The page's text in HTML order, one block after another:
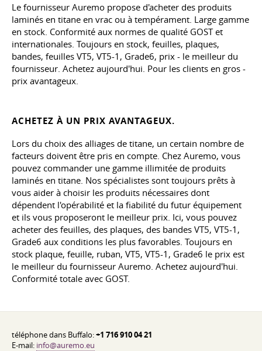
Le fournisseur Auremo propose d'acheter des produits
laminés en titane en vrac ou à tempérament. Large gamme
en stock. Conformité aux normes de qualité GOST et
internationales. Toujours en stock, feuilles, plaques,
bandes, feuilles VT5, VT5-1, Grade6, prix - le meilleur du
fournisseur. Achetez aujourd'hui. Pour les clients en gros -
prix avantageux.
ACHETEZ À UN PRIX AVANTAGEUX.
Lors du choix des alliages de titane, un certain nombre de
facteurs doivent être pris en compte. Chez Auremo, vous
pouvez commander une gamme illimitée de produits
laminés en titane. Nos spécialistes sont toujours prêts à
vous aider à choisir les produits nécessaires dont
dépendent l'opérabilité et la fiabilité du futur équipement
et ils vous proposeront le meilleur prix. Ici, vous pouvez
acheter des feuilles, des plaques, des bandes VT5, VT5-1,
Grade6 aux conditions les plus favorables. Toujours en
stock plaque, feuille, ruban, VT5, VT5-1, Grade6 le prix est
le meilleur du fournisseur Auremo. Achetez aujourd'hui.
Conformité totale avec GOST.
téléphone dans Buffalo:+1 716 910 04 21
E-mail: info@auremo.eu